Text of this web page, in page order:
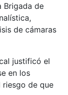
Brigada de
de cámaras
justificó el
en los
riesgo de que